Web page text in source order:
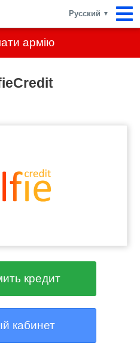
армію
Русский ▼
кредит
кабинет